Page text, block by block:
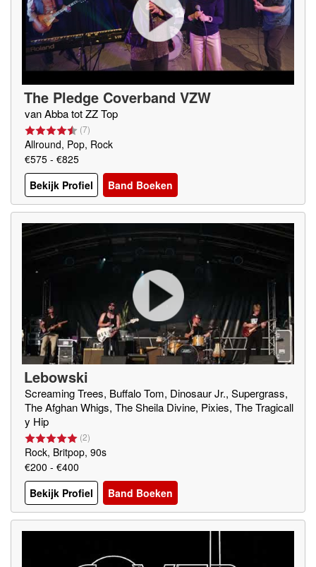
The Pledge Coverband VZW
van Abba tot ZZ Top
(7)
Allround, Pop, Rock
€575 - €825
Bekijk Profiel
Band Boeken
Lebowski
Screaming Trees, Buffalo Tom, Dinosaur Jr., Supergrass,
The Afghan Whigs, The Sheila Divine, Pixies, The Tragicall
y Hip
(2)
Rock, Britpop, 90s
€200 - €400
Bekijk Profiel
Band Boeken